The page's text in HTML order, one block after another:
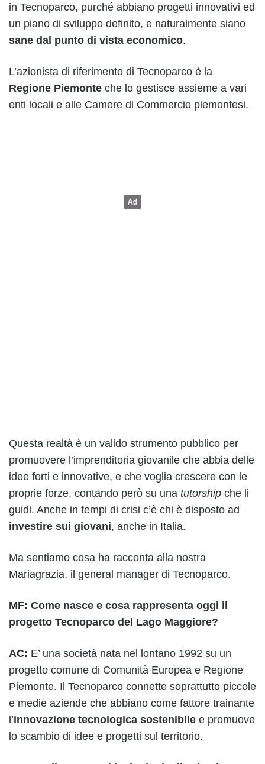
in Tecnoparco, purché abbiano progetti innovativi ed
un piano di sviluppo definito, e naturalmente siano
sane dal punto di vista economico.
L’azionista di riferimento di Tecnoparco è la
Regione Piemonte che lo gestisce assieme a vari
enti locali e alle Camere di Commercio piemontesi.
Questa realtà è un valido strumento pubblico per
promuovere l’imprenditoria giovanile che abbia delle
idee forti e innovative, e che voglia crescere con le
proprie forze, contando però su una tutorship che li
guidi. Anche in tempi di crisi c’è chi è disposto ad
investire sui giovani, anche in Italia.
Ma sentiamo cosa ha racconta alla nostra
Mariagrazia, il general manager di Tecnoparco.
MF: Come nasce e cosa rappresenta oggi il
progetto Tecnoparco del Lago Maggiore?
AC: E’ una società nata nel lontano 1992 su un
progetto comune di Comunità Europea e Regione
Piemonte. Il Tecnoparco connette soprattutto piccole
e medie aziende che abbiano come fattore trainante
l’innovazione tecnologica sostenibile e promuove
lo scambio di idee e progetti sul territorio.